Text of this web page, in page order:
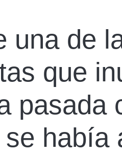
una de
que
pasada
había